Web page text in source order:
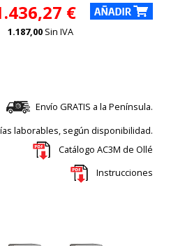
€
1.187,00 Sin IVA
Envío GRATIS a la Península.
laborables, según disponibilidad.
Catálogo AC3M de Ollé
Instrucciones